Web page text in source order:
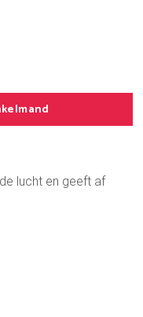
lucht en geeft af